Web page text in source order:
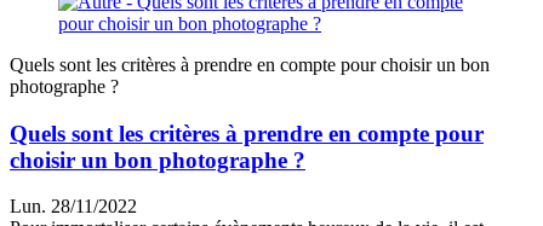
Quels sont les critères à prendre en compte pour choisir un bon
photographe ?
Quels sont les critères à prendre en compte pour
choisir un bon photographe ?
Lun. 28/11/2022